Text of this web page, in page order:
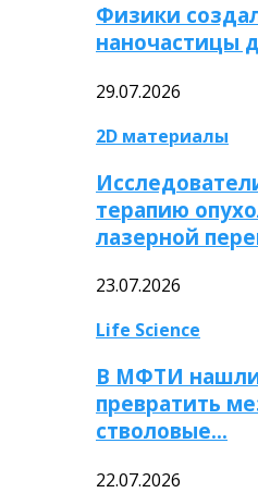
Физики
наночастицы
29.07.2026
2D материалы
терапию
лазерной
23.07.2026
Life Science
В МФТИ нашли
превратить
стволовые…
22.07.2026